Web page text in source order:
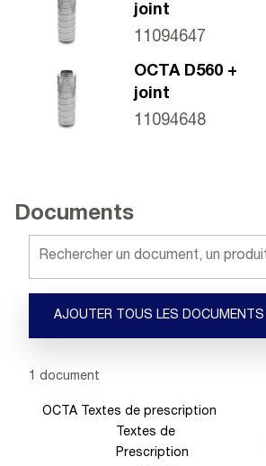
joint
11094647
OCTA D560 +
joint
11094648
Documents
AJOUTER TOUS LES
Showing 1 -
1 document
OCTA Textes de prescription
Textes de
Prescription